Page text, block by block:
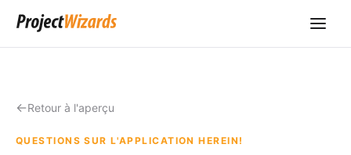
Retour à l'aperçu
QUESTIONS SUR L'APPLICATION HEREIN!